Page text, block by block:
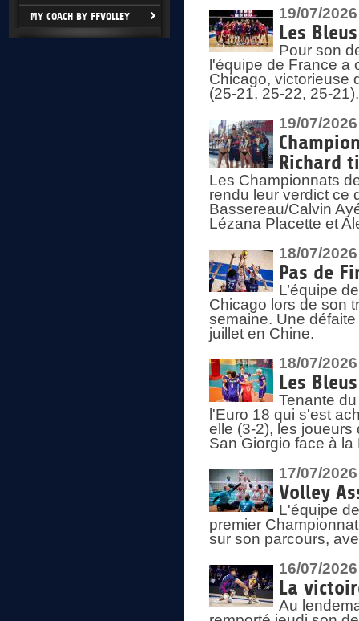
MY COACH BY FFVOLLEY
19/07/2026
Les
Pour son
l'équipe de France a
Chicago, victorieuse
(25-21, 25-22, 25-
19/07/2026
Richard
Les Championnats
rendu leur verdict ce
Bassereau/Calvin
Lézana Placette et
18/07/2026
Pas de
L’équipe
Chicago lors de son
semaine. Une
juillet en Chine.
18/07/2026
Les
Tenante
l'Euro 18 qui s'est
elle (3-2), les
San Giorgio face à la
17/07/2026
Volley
L'équipe
premier
sur son parcours,
16/07/2026
La
Au